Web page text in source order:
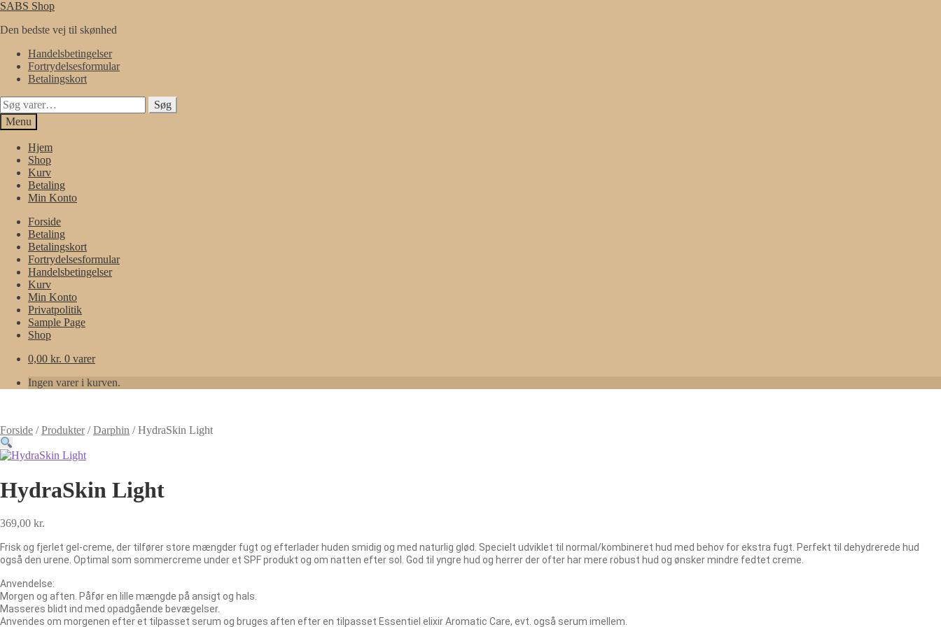
Spring
navigation
Spring
indhold
SABS Shop
Den bedste vej til skønhed
Handelsbetingelser
Fortrydelsesformular
Betalingskort
Søg
efter:
Søg
Menu
Hjem
Shop
Kurv
Betaling
Min Konto
Forside
Betaling
Betalingskort
Fortrydelsesformular
Handelsbetingelser
Kurv
Min Konto
Privatpolitik
Sample Page
Shop
0,00 kr. 0 varer
Ingen varer i kurven.
Forside /Produkter/Darphin /HydraSkin Light
HydraSkin Light
369,00 kr.
Frisk og fjerlet gel-creme, der tilfører store mængder fugt og efterlader huden smidig og med naturlig glød. Specielt udviklet til normal/kombineret hud med behov for ekstra fugt. Perfekt til dehydrerede hud
også den urene. Optimal som sommercreme under et SPF produkt og om natten efter sol. God til yngre hud og herrer der ofter har mere robust hud og ønsker mindre fedtet creme.
Anvendelse:
Morgen og aften. Påfør en lille mængde på ansigt og hals.
Masseres blidt ind med opadgående bevægelser.
Anvendes om morgenen efter et tilpasset serum og bruges aften efter en tilpasset Essentiel elixir Aromatic Care, evt. også serum imellem.